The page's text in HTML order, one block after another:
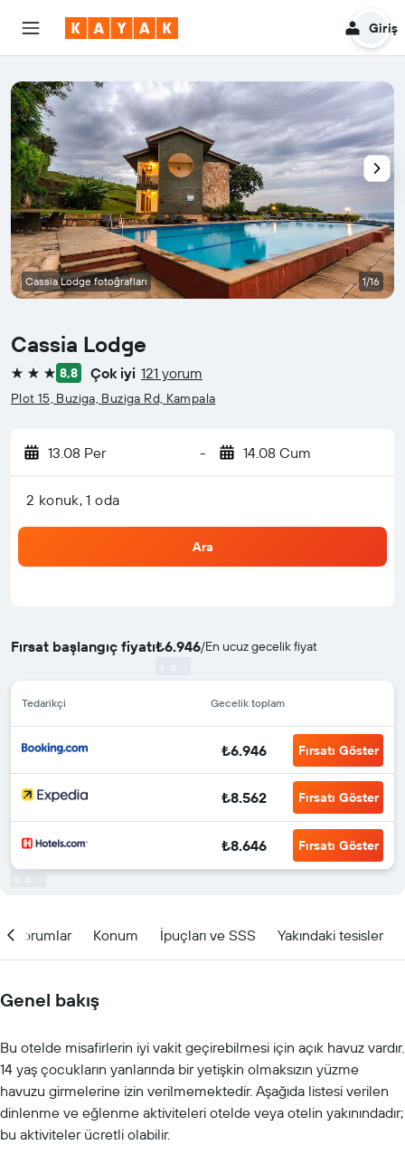
Giriş
Cassia Lodge
3 yıldız 8,8 Çok iyi 121 yorum
Plot 15, Buziga, Buziga Rd, Kampala
13.08 Per - 14.08 Cum
2 konuk, 1 oda
Ara
Fırsat başlangıç fiyatı₺6.946/En ucuz gecelik fiyat
Tedarikçi Gecelik toplam
₺6.946 Fırsatı Göster
₺8.562 Fırsatı Göster
₺8.646 Fırsatı Göster
Cassia Lodge fotoğrafları 1/16
Yorumlar Konum İpuçları ve SSS Yakındaki tesisler
Genel bakış
Bu otelde misafirlerin iyi vakit geçirebilmesi için açık havuz vardır.
14 yaş çocukların yanlarında bir yetişkin olmaksızın yüzme
havuzu girmelerine izin verilmemektedir. Aşağıda listesi verilen
dinlenme ve eğlenme aktiviteleri otelde veya otelin yakınındadır;
bu aktiviteler ücretli olabilir.